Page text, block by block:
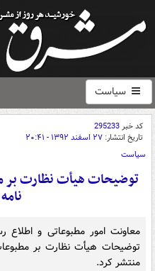
سیاست
کد خبر295233
تاریخ انتشار: ۲۷ اسفند ۱۳۹۲ - ۲۰:۴۱
سیاست
توضیحات هیأت نظارت بر
نامه ۹ دی
معاونت امور مطبوعاتی و اطلاع
منتشر کرد.